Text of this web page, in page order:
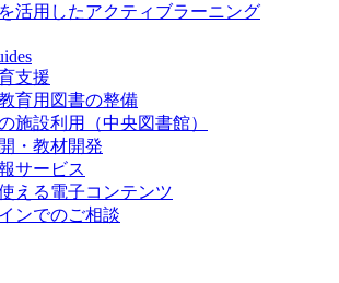
活用したアクティブラーニング
支援
育用図書の整備
施設利用（中央図書館）
・教材開発
サービス
える電子コンテンツ
ンでのご相談